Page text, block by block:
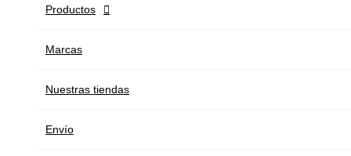
Productos 
Marcas
Nuestras tiendas
Envío